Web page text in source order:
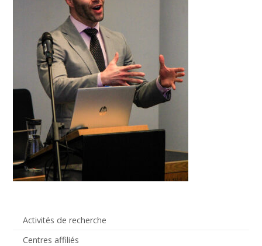
Activités de recherche
Centres affiliés